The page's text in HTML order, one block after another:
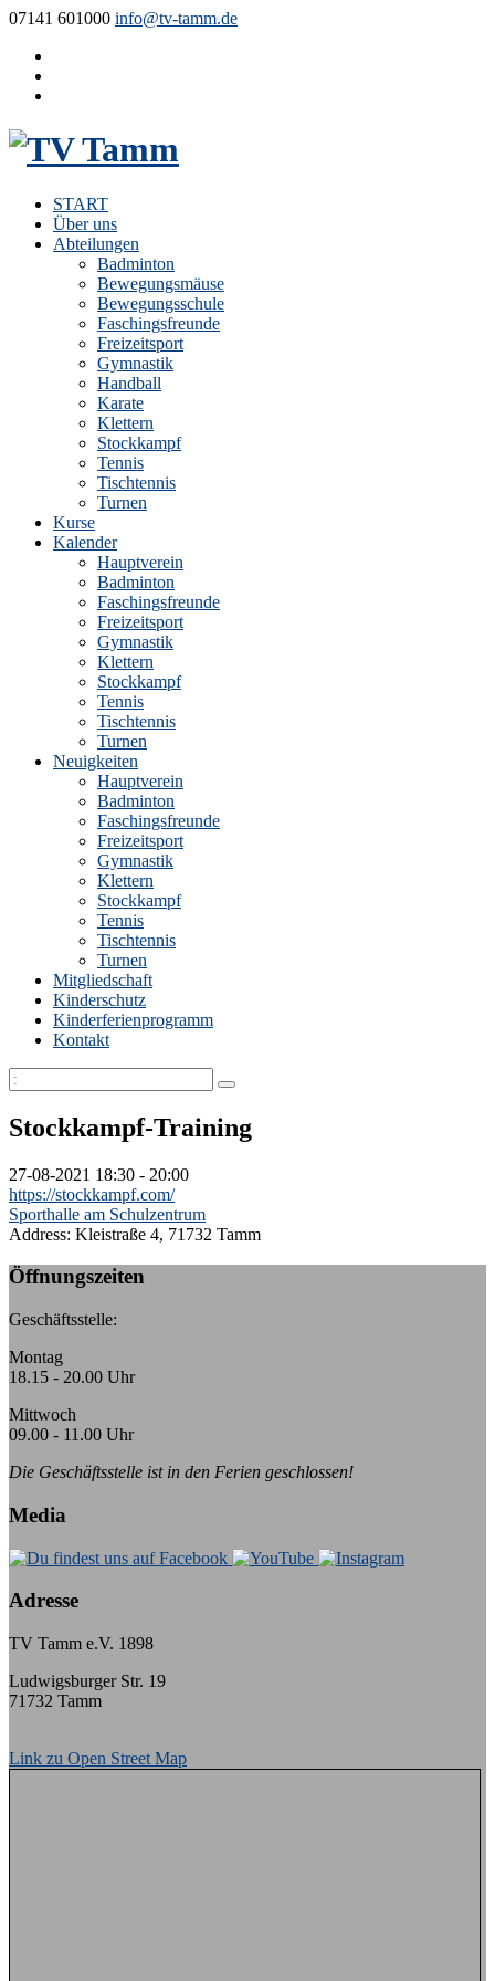
07141 601000 info@tv-tamm.de
START
Über uns
Abteilungen
Badminton
Bewegungsmäuse
Bewegungsschule
Faschingsfreunde
Freizeitsport
Gymnastik
Handball
Karate
Klettern
Stockkampf
Tennis
Tischtennis
Turnen
Kurse
Kalender
Hauptverein
Badminton
Faschingsfreunde
Freizeitsport
Gymnastik
Klettern
Stockkampf
Tennis
Tischtennis
Turnen
Neuigkeiten
Hauptverein
Badminton
Faschingsfreunde
Freizeitsport
Gymnastik
Klettern
Stockkampf
Tennis
Tischtennis
Turnen
Mitgliedschaft
Kinderschutz
Kinderferienprogramm
Kontakt
Stockkampf-Training
27-08-2021 18:30 - 20:00
https://stockkampf.com/
Sporthalle am Schulzentrum
Address: Kleistraße 4, 71732 Tamm
Öffnungszeiten
Geschäftsstelle:
Montag
18.15 - 20.00 Uhr
Mittwoch
09.00 - 11.00 Uhr
Die Geschäftsstelle ist in den Ferien geschlossen!
Media
Adresse
TV Tamm e.V. 1898
Ludwigsburger Str. 19
71732 Tamm
Link zu Open Street Map